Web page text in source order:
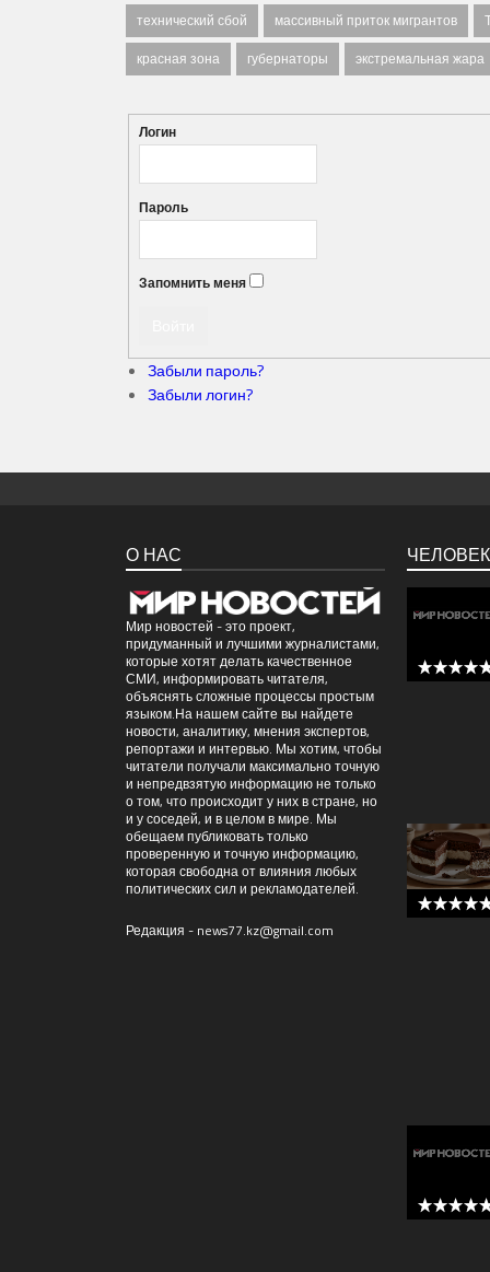
технический сбой
массивный приток мигрантов
красная зона
губернаторы экстремальная жара
Логин
Пароль
Запомнить меня
Забыли пароль?
Забыли логин?
О НАС
Мир новостей - это проект,
придуманный и лучшими журналистами,
которые хотят делать качественное
СМИ, информировать читателя,
объяснять сложные процессы простым
языком.На нашем сайте вы найдете
новости, аналитику, мнения экспертов,
репортажи и интервью. Мы хотим, чтобы
читатели получали максимально точную
и непредвзятую информацию не только
о том, что происходит у них в стране, но
и у соседей, и в целом в мире. Мы
обещаем публиковать только
проверенную и точную информацию,
которая свободна от влияния любых
политических сил и рекламодателей.
Редакция - news77.kz@gmail.com
5 out of
5 out of
5 out of